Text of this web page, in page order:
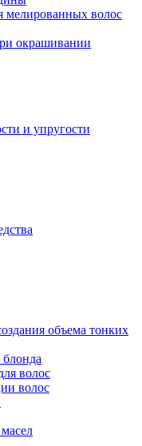
мелированных волос
окрашивании
и упругости
объема тонких
волос
волос